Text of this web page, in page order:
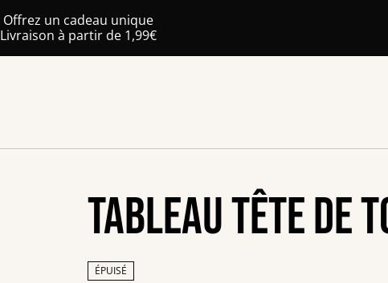
Offrez un cadeau unique
Livraison à partir de 1,99€
Tableau tête de
ÉPUISÉ